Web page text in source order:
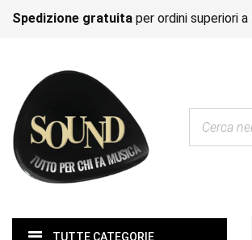
Spedizione gratuita per ordini superiori a
TUTTE CATEGORIE